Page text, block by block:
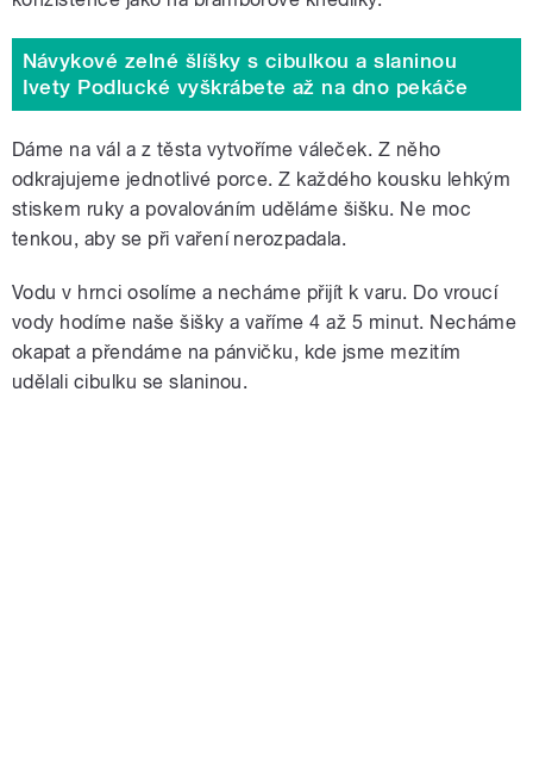
Návykové zelné šlíšky s cibulkou a slaninou
Ivety Podlucké vyškrábete až na dno pekáče
Dáme na vál a z těsta vytvoříme váleček. Z něho
odkrajujeme jednotlivé porce. Z každého kousku lehkým
stiskem ruky a povalováním uděláme šišku. Ne moc
tenkou, aby se při vaření nerozpadala.
Vodu v hrnci osolíme a necháme přijít k varu. Do vroucí
vody hodíme naše šišky a vaříme 4 až 5 minut. Necháme
okapat a přendáme na pánvičku, kde jsme mezitím
udělali cibulku se slaninou.